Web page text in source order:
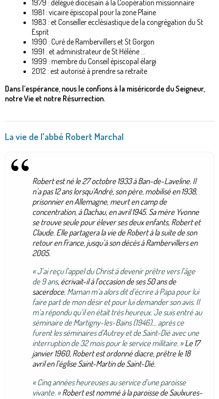
1979 : délégué diocésain à la Coopération missionnaire
1981 : vicaire épiscopal pour la zone Plaine
1983 : et Conseiller ecclésiastique de la congrégation du St
Esprit
1990 : Curé de Rambervillers et St Gorgon
1991 : et administrateur de St Hélène …
1999 : membre du Conseil épiscopal élargi
2012 : est autorisé à prendre sa retraite
Dans l’espérance, nous le confions à la miséricorde du Seigneur,
notre Vie et notre Résurrection.
La vie de l'abbé Robert Marchal
Robert est né le 27 octobre 1933 à Ban-de-Laveline. Il
n’a pas 12 ans lorsqu’André, son père, mobilisé en 1938,
prisonnier en Allemagne, meurt en camp de
concentration, à Dachau, en avril 1945. Sa mère Yvonne
se trouve seule pour élever ses deux enfants, Robert et
Claude. Elle partagera la vie de Robert à la suite de son
retour en France, jusqu’à son décès à Rambervillers en
2005.
« J’ai reçu l’appel du Christ à devenir prêtre vers l’âge
de 9 ans, écrivait-il à l’occasion de ses 50 ans de
sacerdoce.Maman m’a alors dit d’écrire à Papa pour lui
faire part de mon désir et pour lui demander son avis. Il
m’a répondu qu’il en était très heureux. Je suis entré au
séminaire de Martigny-les-Bains (1946)… après ce
furent les séminaires d’Autrey et de Saint-Dié avec une
interruption de 32 mois pour le service militaire. »Le 17
janvier 1960, Robert est ordonné diacre, prêtre le 18
avril en l’église Saint-Martin de Saint-Dié.
« Cinq années heureuses au service d’une paroisse
vivante. »Robert est nommé à la paroisse de Saulxures-